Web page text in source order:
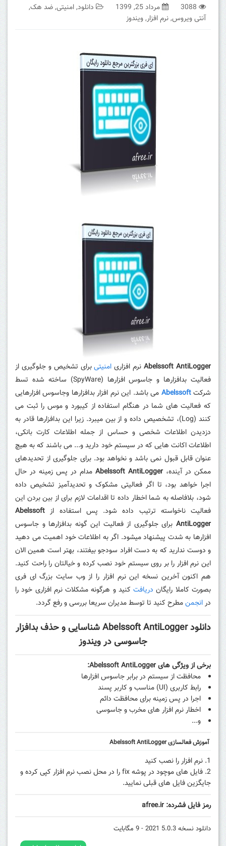
3088 مرداد 25, 1399 دانلود,امنیتی,ضد هک,
آنتی ویروس,نرم افزار,ویندوز
Abelssoft AntiLoggerنرم افزاری امنیتیبرای تشخیص و جلوگیری از
فعالیت بدافزارها و جاسوس افزارها (SpyWare) ساخته شده تسط
شرکتAbelssoft می باشد. این نرم افزار بدافزارها وجاسوس افزارهایی
که فعالیت های شما در هنگام استفاده از کیبورد و موس را ثبت می
کنند (Log)، تشخصیص داده و از بین میبرد. زیرا این بدافزارها قادر به
دزدیدن اطلاعات شخصی و حساس از جمله اطلاعات کارت بانکی،
اطلاعات اکانت هایی که در سیستم خود دارید و... می باشند که به هیچ
عنوان قابل قبول نمی باشد و نخواهد بود. برای جلوگیری از تحدیدهای
ممکن در آینده، Abelssoft AntiLogger مدام در پس زمینه در حال
اجرا خواهد بود، تا اگر فعالیتی مشکوک و تحدیدآمیز تشخیص داده
شود، بلافاصله به شما اخطار داده تا اقدامات لازم برای از بین بردن این
فعالیت ناخواسته ترتیب داده شود. پس استفاده از Abelssoft
AntiLogger برای جلوگیری از فعالیت این گونه بدافزارها و جاسوس
افزارها به شدت پیشنهاد میشود. اگر به اطلاعات خود اهمیت می دهید
و دوست ندارید که به دست افراد سودجو بیفتند، بهتر است همین الان
این نرم افزار را بر روی سیستم خود نصب کرده و خیالتان را راحت کنید.
هم اکنون آخرین نسخه این نرم افزار را از وب سایت بزرگ ای فری
بصورت کاملا رایگان دریافتکنید و هرگونه مشکلات نرم افزاری خود را
درانجمنمطرح کنید تا توسط مدیران سریعا بررسی و رفع گردد.
دانلود Abelssoft AntiLogger شناسایی و حذف بدافزار
جاسوسی در ویندوز
برخی از ویژگی های Abelssoft AntiLogger:
محافظت از سیستم در برابر جاسوس افزارها
رابط کاربری (UI) مناسب و کاربر پسند
اجرا در پس زمینه برای محافظت دائم
اخطار نرم افزار های مخرب و جاسوسی
و...
آموزش فعالسازی Abelssoft AntiLogger
نرم افزار را نصب کنید
فایل های موچود در پوشه fix را در محل نصب نرم افزار کپی کرده و
جایگزین فایل های قبلی نمایید.
رمز فایل فشرده: afree.ir
دانلود نسخه 5.0.3 2021 - 9 مگابایت